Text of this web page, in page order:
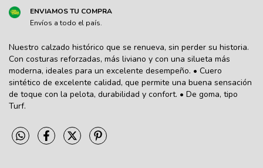
ENVIAMOS TU COMPRA
Envíos a todo el país.
Nuestro calzado histórico que se renueva, sin perder su historia.
Con costuras reforzadas, más liviano y con una silueta más
moderna, ideales para un excelente desempeño. • Cuero
sintético de excelente calidad, que permite una buena sensación
de toque con la pelota, durabilidad y confort. • De goma, tipo
Turf.